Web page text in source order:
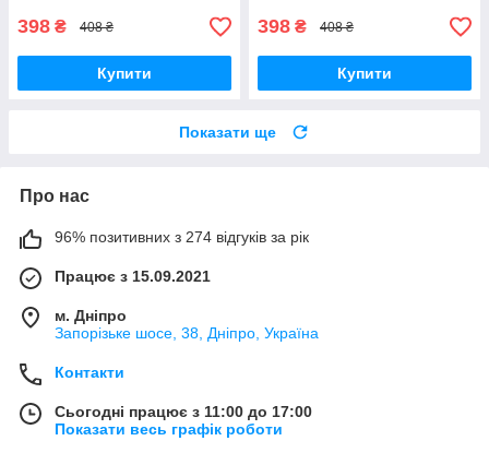
398 ₴ 408 ₴
Купити
398 ₴ 408 ₴
Купити
Показати ще
Про нас
96% позитивних з 274 відгуків за рік
Працює з 15.09.2021
м. Дніпро
Запорізьке шосе, 38, Дніпро, Україна
Контакти
Сьогодні працює з 11:00 до 17:00
Показати весь графік роботи